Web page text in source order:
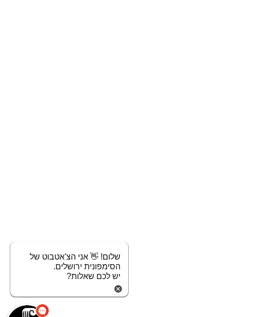
שלום! 👋 אני הצ'אטבוט של
הסימפונית ירושלים.
יש לכם שאלות?